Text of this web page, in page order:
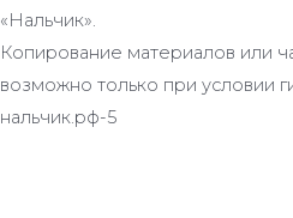
«Нальчик».
Копирование материалов или
возможно только при условии
нальчик.рф-5